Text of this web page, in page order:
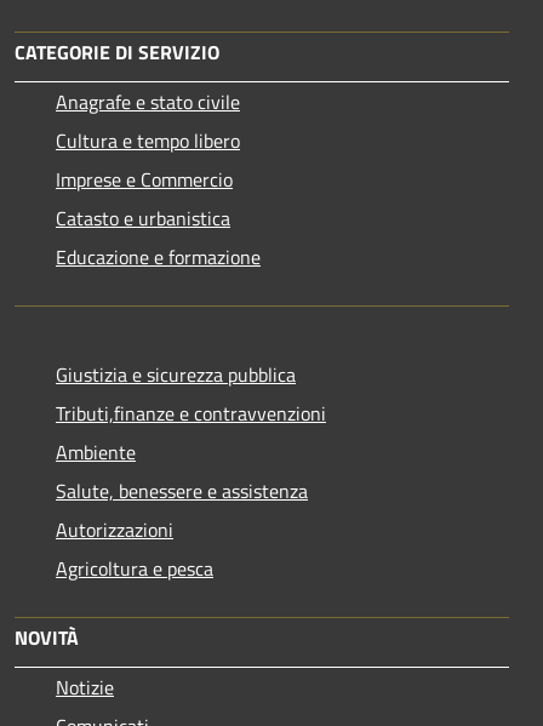
CATEGORIE DI SERVIZIO
Anagrafe e stato civile
Cultura e tempo libero
Imprese e Commercio
Catasto e urbanistica
Educazione e formazione
Giustizia e sicurezza pubblica
Tributi,finanze e contravvenzioni
Ambiente
Salute, benessere e assistenza
Autorizzazioni
Agricoltura e pesca
NOVITÀ
Notizie